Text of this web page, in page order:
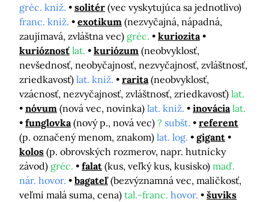
gréc. kniž.
solitér (vec vyskytujúca sa jednotlivo)
franc. kniž.
exotikum (nezvyčajná, nápadná,
zaujímavá, zvláštna vec) gréc.
kuriozita
kurióznosť lat. kuriózum (neobvyklosť,
nevšednosť, neobyčajnosť, nezvyčajnosť, zvláštnosť,
zriedkavosť) lat. kniž. rarita (neobvyklosť,
vzácnosť, nezvyčajnosť, zvláštnosť, zriedkavosť) lat.
nóvum (nová vec, novinka) lat. kniž. inovácia lat.
funglovka (nový p., nová vec) ? subšt.
referent
(p. označený menom, znakom) lat. log.
gigant
kolos (p. obrovských rozmerov, napr. hutnícky
závod) gréc. falat (kus, veľký kus, kusisko) maď.
nár. hovor.
bagateľ (bezvýznamná vec, maličkosť,
veľmi malá suma, cena) tal.-franc. hovor.
šuviks